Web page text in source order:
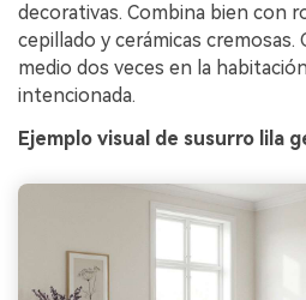
decorativas. Combina bien con
cepillado y cerámicas cremosas.
medio dos veces en la
intencionada.
Ejemplo visual de susurro lila